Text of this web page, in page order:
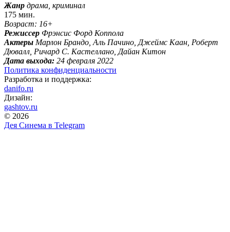
Жанр драма, криминал
175 мин.
Возраст: 16+
Режиссер Фрэнсис Форд Коппола
Актеры Марлон Брандо, Аль Пачино, Джеймс Каан, Роберт
Дювалл, Ричард С. Кастеллано, Дайан Китон
Дата выхода: 24 февраля 2022
Политика конфиденциальности
Разработка и поддержка:
danifo.ru
Дизайн:
gashtov.ru
© 2026
Дея Синема в Telegram